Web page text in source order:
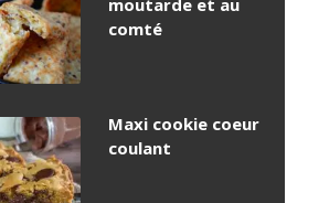
moutarde et au
comté
Maxi cookie coeur
coulant